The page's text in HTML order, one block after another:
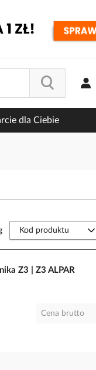
dla Ciebie
Z3 | Z3 ALPAR
Cena brutto